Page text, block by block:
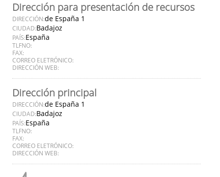
Dirección para presentación de recursos
DIRECCIÓN:de España 1
CIUDAD:Badajoz
PAÍS:España
TLFNO:
FAX:
CORREO ELETRÓNICO:
DIRECCIÓN WEB:
Dirección principal
DIRECCIÓN:de España 1
CIUDAD:Badajoz
PAÍS:España
TLFNO:
FAX:
CORREO ELETRÓNICO:
DIRECCIÓN WEB: